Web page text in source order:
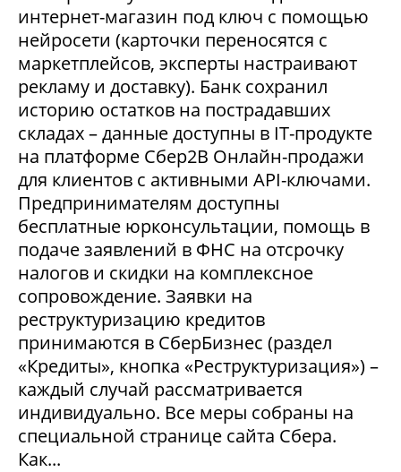
интернет-магазин под ключ с помощью
нейросети (карточки переносятся с
маркетплейсов, эксперты настраивают
рекламу и доставку). Банк сохранил
историю остатков на пострадавших
складах – данные доступны в IT-продукте
на платформе Сбер2В Онлайн-продажи
для клиентов с активными API-ключами.
Предпринимателям доступны
бесплатные юрконсультации, помощь в
подаче заявлений в ФНС на отсрочку
налогов и скидки на комплексное
сопровождение. Заявки на
реструктуризацию кредитов
принимаются в СберБизнес (раздел
«Кредиты», кнопка «Реструктуризация») –
каждый случай рассматривается
индивидуально. Все меры собраны на
специальной странице сайта Сбера.
Как...